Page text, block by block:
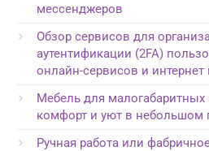
мессенджеров
Обзор сервисов для
аутентификации (2FA)
онлайн-сервисов и интернет
Мебель для малогабаритных
комфорт и уют в небольшом
Ручная работа или